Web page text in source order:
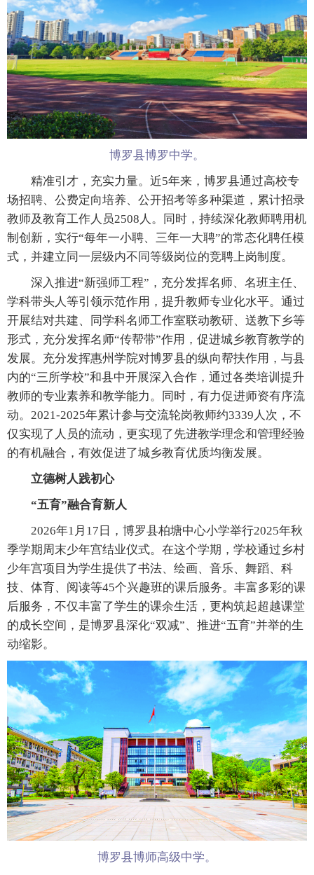
博罗县博罗中学。
精准引才，充实力量。近5年来，博罗县通过高校专
场招聘、公费定向培养、公开招考等多种渠道，累计招录
教师及教育工作人员2508人。同时，持续深化教师聘用机
制创新，实行“每年一小聘、三年一大聘”的常态化聘任模
式，并建立同一层级内不同等级岗位的竞聘上岗制度。
深入推进“新强师工程”，充分发挥名师、名班主任、
学科带头人等引领示范作用，提升教师专业化水平。通过
开展结对共建、同学科名师工作室联动教研、送教下乡等
形式，充分发挥名师“传帮带”作用，促进城乡教育教学的
发展。充分发挥惠州学院对博罗县的纵向帮扶作用，与县
内的“三所学校”和县中开展深入合作，通过各类培训提升
教师的专业素养和教学能力。同时，有力促进师资有序流
动。2021-2025年累计参与交流轮岗教师约3339人次，不
仅实现了人员的流动，更实现了先进教学理念和管理经验
的有机融合，有效促进了城乡教育优质均衡发展。
立德树人践初心
“五育”融合育新人
2026年1月17日，博罗县柏塘中心小学举行2025年秋
季学期周末少年宫结业仪式。在这个学期，学校通过乡村
少年宫项目为学生提供了书法、绘画、音乐、舞蹈、科
技、体育、阅读等45个兴趣班的课后服务。丰富多彩的课
后服务，不仅丰富了学生的课余生活，更构筑起超越课堂
的成长空间，是博罗县深化“双减”、推进“五育”并举的生
动缩影。
博罗县博师高级中学。